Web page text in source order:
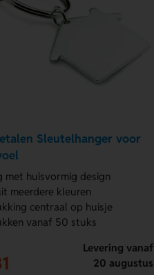
Sleutelhanger voor
met huisvormig design
meerdere kleuren
centraal op huisje
vanaf 50 stuks
Levering vanaf
20 augustus